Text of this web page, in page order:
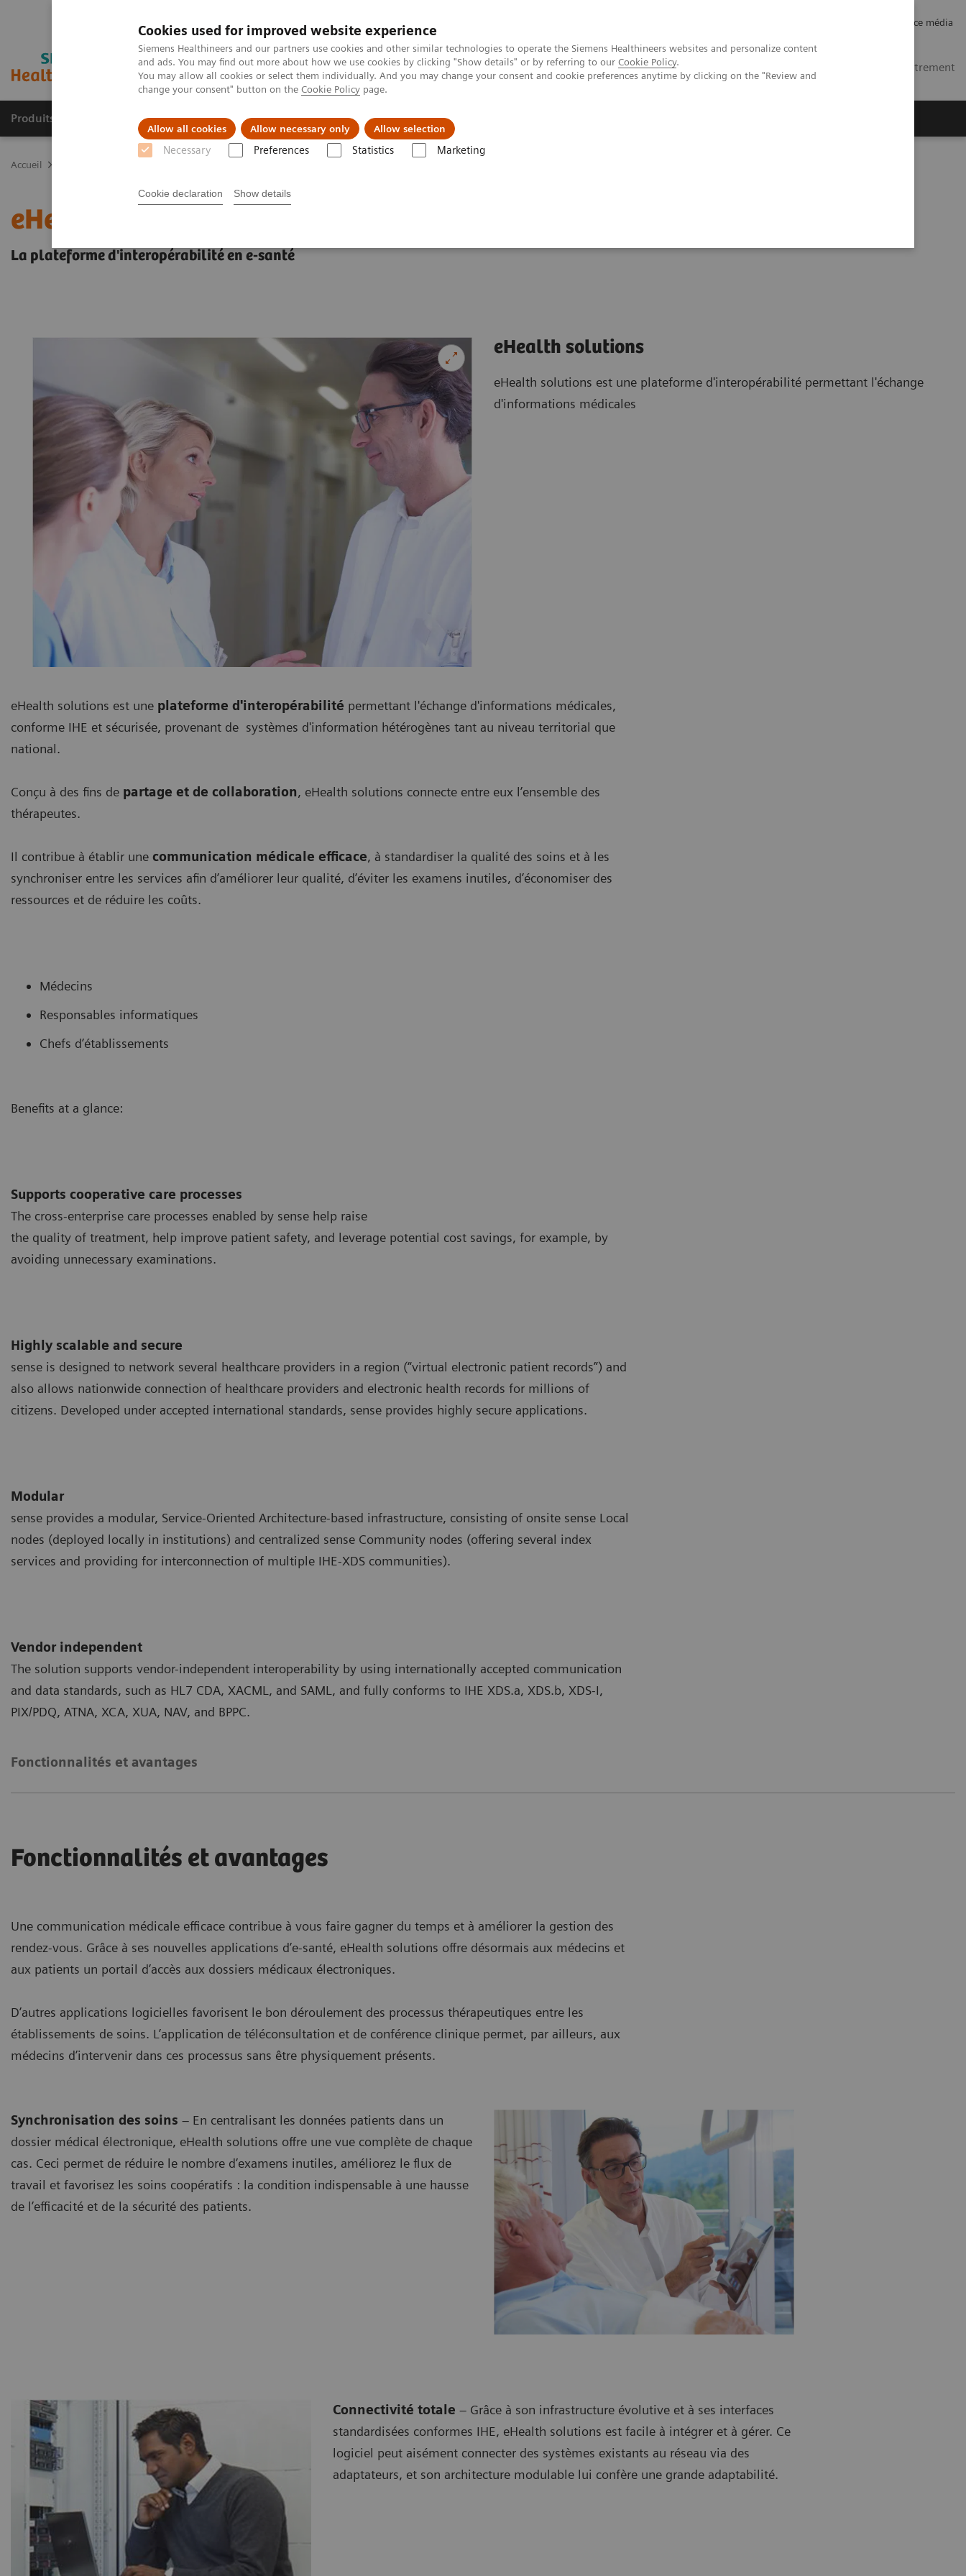
Cookies used for improved website experience
Siemens Healthineers and our partners use cookies and other similar technologies to operate the Siemens Healthineers websites and personalize content
and ads. You may find out more about how we use cookies by clicking "Show details" or by referring to our Cookie Policy.
You may allow all cookies or select them individually. And you may change your consent and cookie preferences anytime by clicking on the "Review and
change your consent" button on the Cookie Policy page.
Allow all cookies Allow necessary only Allow selection
Necessary Preferences Statistics Marketing
Cookie declaration Show details
Espace média
MA Se connecter / Enregistrement
Produits & services Support & formations A propos de
Accueil
eHealth solutions
La plateforme d'interopérabilité en e-santé
eHealth solutions
eHealth solutions est une plateforme d'interopérabilité permettant l'échange
d'informations médicales
eHealth solutions est une plateforme d'interopérabilité permettant l'échange d'informations médicales,
conforme IHE et sécurisée, provenant de systèmes d'information hétérogènes tant au niveau territorial que
national.
Conçu à des fins de partage et de collaboration, eHealth solutions connecte entre eux l’ensemble des
thérapeutes.
Il contribue à établir une communication médicale efficace, à standardiser la qualité des soins et à les
synchroniser entre les services afin d’améliorer leur qualité, d’éviter les examens inutiles, d’économiser des
ressources et de réduire les coûts.
Médecins
Responsables informatiques
Chefs d’établissements
Benefits at a glance:
Supports cooperative care processes
The cross-enterprise care processes enabled by sense help raise
the quality of treatment, help improve patient safety, and leverage potential cost savings, for example, by
avoiding unnecessary examinations.
Highly scalable and secure
sense is designed to network several healthcare providers in a region (“virtual electronic patient records”) and
also allows nationwide connection of healthcare providers and electronic health records for millions of
citizens. Developed under accepted international standards, sense provides highly secure applications.
Modular
sense provides a modular, Service-Oriented Architecture-based infrastructure, consisting of onsite sense Local
nodes (deployed locally in institutions) and centralized sense Community nodes (offering several index
services and providing for interconnection of multiple IHE-XDS communities).
Vendor independent
The solution supports vendor-independent interoperability by using internationally accepted communication
and data standards, such as HL7 CDA, XACML, and SAML, and fully conforms to IHE XDS.a, XDS.b, XDS-I,
PIX/PDQ, ATNA, XCA, XUA, NAV, and BPPC.
Fonctionnalités et avantages
Fonctionnalités et avantages
Une communication médicale efficace contribue à vous faire gagner du temps et à améliorer la gestion des
rendez-vous. Grâce à ses nouvelles applications d’e-santé, eHealth solutions offre désormais aux médecins et
aux patients un portail d’accès aux dossiers médicaux électroniques.
D’autres applications logicielles favorisent le bon déroulement des processus thérapeutiques entre les
établissements de soins. L’application de téléconsultation et de conférence clinique permet, par ailleurs, aux
médecins d’intervenir dans ces processus sans être physiquement présents.
Synchronisation des soins – En centralisant les données patients dans un
dossier médical électronique, eHealth solutions offre une vue complète de chaque
cas. Ceci permet de réduire le nombre d’examens inutiles, améliorez le flux de
travail et favorisez les soins coopératifs : la condition indispensable à une hausse
de l’efficacité et de la sécurité des patients.
Connectivité totale – Grâce à son infrastructure évolutive et à ses interfaces
standardisées conformes IHE, eHealth solutions est facile à intégrer et à gérer. Ce
logiciel peut aisément connecter des systèmes existants au réseau via des
adaptateurs, et son architecture modulable lui confère une grande adaptabilité.